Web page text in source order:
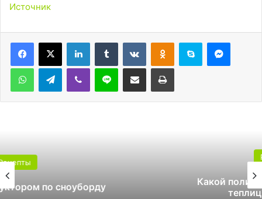
Источник
LinkedInTumblr ВконтактеОдноклассники
Skype
WhatsAppTelegramViber Line Поделиться через электронную почту Печатать
Какой поликарбонат выбрать для
теплицы: 4 или 6 мм